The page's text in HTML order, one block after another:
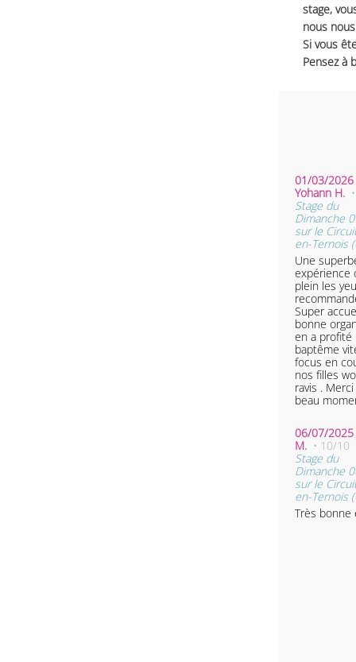
stage,
nous
Si vous
Pensez à
01/03/2026
Yohann H.
Stage du
Dimanche
sur le
en-Ternois
Une
expérience
plein les
Super
bonne
en a profité
baptême
focus en
nos filles
ravis .
beau
06/07/2025
M. • 10/10
Stage du
Dimanche
sur le
en-Ternois
Très bonne